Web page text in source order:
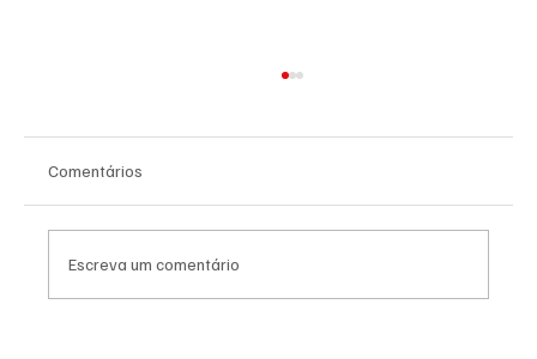
Comentários
Escreva um comentário